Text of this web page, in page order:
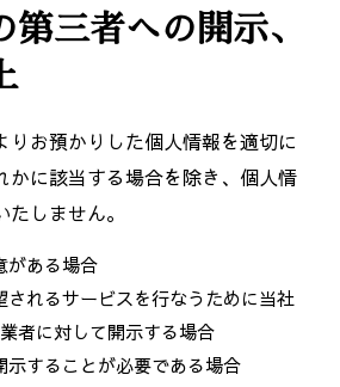
三者への開示、
りお預かりした個人情報を適切に
かに該当する場合を除き、個人情
しません。
がある場合
されるサービスを行なうために当社
者に対して開示する場合
示することが必要である場合